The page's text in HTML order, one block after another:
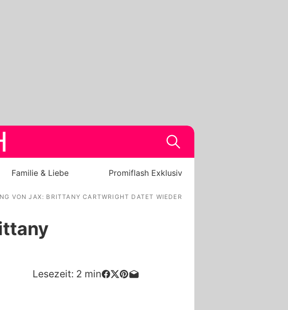
Familie & Liebe Promiflash Exklusiv
VON JAX: BRITTANY CARTWRIGHT DATET WIEDER
Lesezeit: 2 min